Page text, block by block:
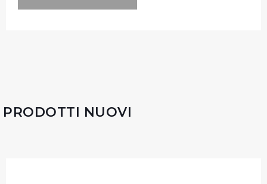
PRODOTTI NUOVI